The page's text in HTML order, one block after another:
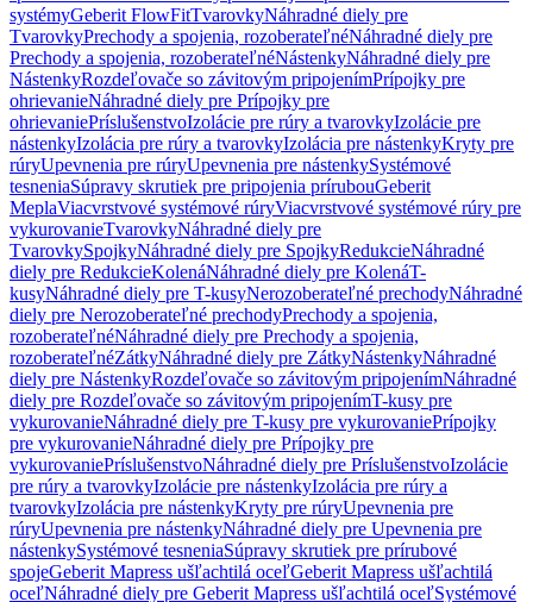
systémyGeberit FlowFitTvarovkyNáhradné diely pre
TvarovkyPrechody a spojenia, rozoberateľnéNáhradné diely pre
Prechody a spojenia, rozoberateľnéNástenkyNáhradné diely pre
NástenkyRozdeľovače so závitovým pripojenímPrípojky pre
ohrievanieNáhradné diely pre Prípojky pre
ohrievaniePríslušenstvoIzolácie pre rúry a tvarovkyIzolácie pre
nástenkyIzolácia pre rúry a tvarovkyIzolácia pre nástenkyKryty pre
rúryUpevnenia pre rúryUpevnenia pre nástenkySystémové
tesneniaSúpravy skrutiek pre pripojenia prírubouGeberit
MeplaViacvrstvové systémové rúryViacvrstvové systémové rúry pre
vykurovanieTvarovkyNáhradné diely pre
TvarovkySpojkyNáhradné diely pre SpojkyRedukcieNáhradné
diely pre RedukcieKolenáNáhradné diely pre KolenáT-
kusyNáhradné diely pre T-kusyNerozoberateľné prechodyNáhradné
diely pre Nerozoberateľné prechodyPrechody a spojenia,
rozoberateľnéNáhradné diely pre Prechody a spojenia,
rozoberateľnéZátkyNáhradné diely pre ZátkyNástenkyNáhradné
diely pre NástenkyRozdeľovače so závitovým pripojenímNáhradné
diely pre Rozdeľovače so závitovým pripojenímT-kusy pre
vykurovanieNáhradné diely pre T-kusy pre vykurovaniePrípojky
pre vykurovanieNáhradné diely pre Prípojky pre
vykurovaniePríslušenstvoNáhradné diely pre PríslušenstvoIzolácie
pre rúry a tvarovkyIzolácie pre nástenkyIzolácia pre rúry a
tvarovkyIzolácia pre nástenkyKryty pre rúryUpevnenia pre
rúryUpevnenia pre nástenkyNáhradné diely pre Upevnenia pre
nástenkySystémové tesneniaSúpravy skrutiek pre prírubové
spojeGeberit Mapress ušľachtilá oceľGeberit Mapress ušľachtilá
oceľNáhradné diely pre Geberit Mapress ušľachtilá oceľSystémové